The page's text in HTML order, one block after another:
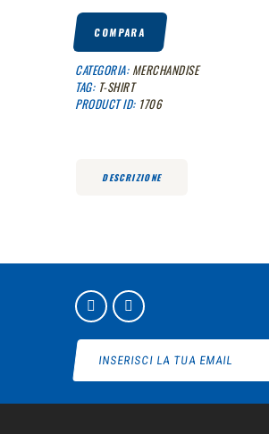
COMPARA
CATEGORIA: MERCHANDISE
TAG: T-SHIRT
PRODUCT ID: 1706
DESCRIZIONE